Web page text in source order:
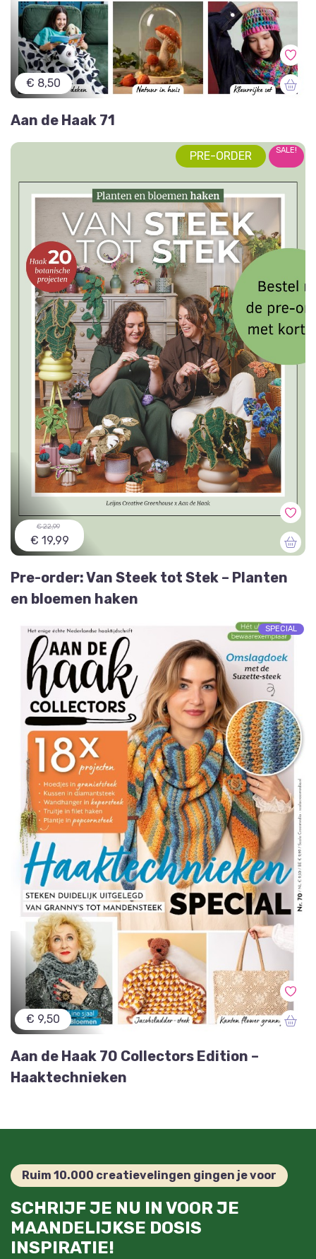
€ 8,50
Aan de Haak 71
PRE-ORDER SALE!
€ 22,99
€ 19,99
Pre-order: Van Steek tot Stek – Planten
en bloemen haken
SPECIAL
€ 9,50
Aan de Haak 70 Collectors Edition –
Haaktechnieken
Ruim 10.000 creatievelingen gingen je voor
SCHRIJF JE NU IN VOOR JE
MAANDELIJKSE DOSIS
INSPIRATIE!